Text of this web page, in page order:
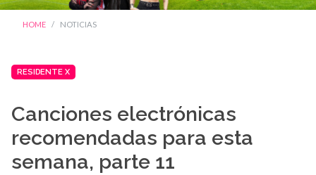
HOME NOTICIAS
RESIDENTE X
Canciones electrónicas
recomendadas para esta
semana, parte 11